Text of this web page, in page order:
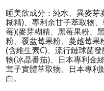
睡美飲成分：純水、異麥
糊精)、專利余甘子萃取物
莓)(麥芽糊精、黑莓果粉、
粉、覆盆莓果粉、蔓越莓果
(含維生素C)、流行鏈球菌
物(冰晶番茄)、日本專利金
茸子實體萃取物、日本專利
白。